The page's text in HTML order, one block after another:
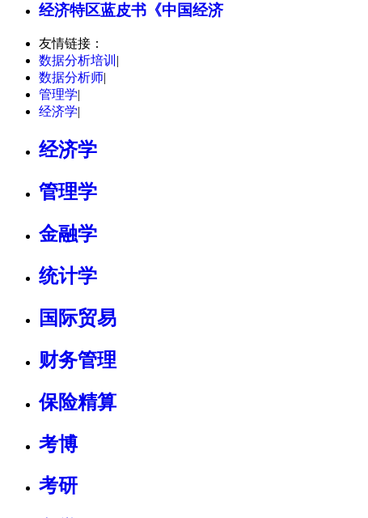
经济特区蓝皮书《中国经济
友情链接：
数据分析培训 |
数据分析师|
管理学|
经济学|
经济学
管理学
金融学
统计学
国际贸易
财务管理
保险精算
考博
考研